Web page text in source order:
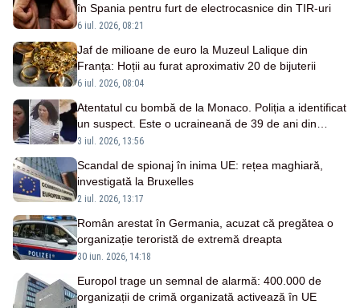
în Spania pentru furt de electrocasnice din TIR-uri
6 iul. 2026, 08:21
Jaf de milioane de euro la Muzeul Lalique din
Franța: Hoții au furat aproximativ 20 de bijuterii
6 iul. 2026, 08:04
Atentatul cu bombă de la Monaco. Poliția a identificat
un suspect. Este o ucraineană de 39 de ani din
Germania
3 iul. 2026, 13:56
Scandal de spionaj în inima UE: rețea maghiară,
investigată la Bruxelles
2 iul. 2026, 13:17
Român arestat în Germania, acuzat că pregătea o
organizație teroristă de extremă dreapta
30 iun. 2026, 14:18
Europol trage un semnal de alarmă: 400.000 de
organizații de crimă organizată activează în UE